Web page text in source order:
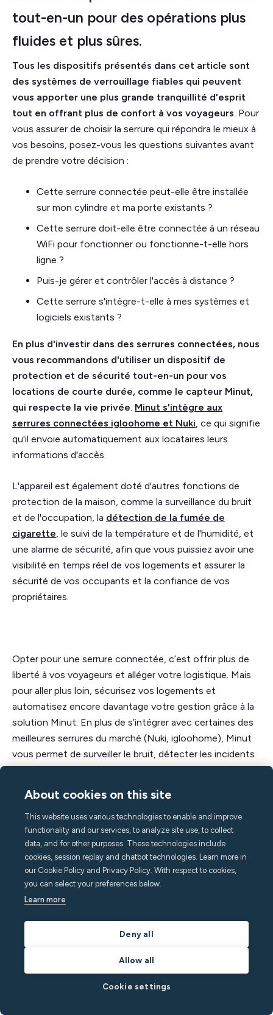
tout-en-un pour des opérations plus
fluides et plus sûres.
Tous les dispositifs présentés dans cet article sont
des systèmes de verrouillage fiables qui peuvent
vous apporter une plus grande tranquillité d'esprit
tout en offrant plus de confort à vos voyageurs. Pour
vous assurer de choisir la serrure qui répondra le mieux à
vos besoins, posez-vous les questions suivantes avant
de prendre votre décision :
Cette serrure connectée peut-elle être installée
sur mon cylindre et ma porte existants ?
Cette serrure doit-elle être connectée à un réseau
WiFi pour fonctionner ou fonctionne-t-elle hors
ligne ?
Puis-je gérer et contrôler l'accès à distance ?
Cette serrure s'intègre-t-elle à mes systèmes et
logiciels existants ?
En plus d'investir dans des serrures connectées, nous
vous recommandons d'utiliser un dispositif de
protection et de sécurité tout-en-un pour vos
locations de courte durée, comme le capteur Minut,
qui respecte la vie privée. Minut s'intègre aux
serrures connectées igloohome et Nuki, ce qui signifie
qu'il envoie automatiquement aux locataires leurs
informations d'accès.
L'appareil est également doté d'autres fonctions de
protection de la maison, comme la surveillance du bruit
et de l'occupation, la détection de la fumée de
cigarette, le suivi de la température et de l'humidité, et
une alarme de sécurité, afin que vous puissiez avoir une
visibilité en temps réel de vos logements et assurer la
sécurité de vos occupants et la confiance de vos
propriétaires.
Opter pour une serrure connectée, c’est offrir plus de
liberté à vos voyageurs et alléger votre logistique. Mais
pour aller plus loin, sécurisez vos logements et
automatisez encore davantage votre gestion grâce à la
solution Minut. En plus de s’intégrer avec certaines des
meilleures serrures du marché (Nuki, igloohome), Minut
vous permet de surveiller le bruit, détecter les incidents
👉 Réservez une démo gratuite pour découvrir
comment Minut peut vous faire gagner du temps,
rassurer les propriétaires et offrir une meilleure
expérience client.
About cookies on this site
This website uses various technologies to enable and improve
functionality and our services, to analyze site use, to collect
data, and for other purposes. These technologies include
cookies, session replay and chatbot technologies. Learn more in
our Cookie Policy and Privacy Policy. With respect to cookies,
you can select your preferences below.
Learn more
Deny all
Allow all
Cookie settings